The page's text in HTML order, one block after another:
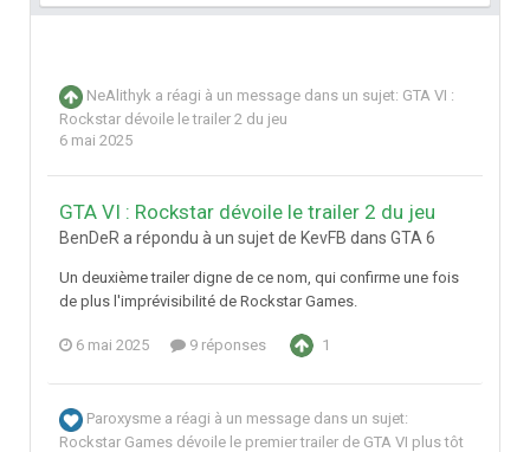
NeAlithyk a réagi à un message dans un sujet: GTA VI :
Rockstar dévoile le trailer 2 du jeu
6 mai 2025
GTA VI : Rockstar dévoile le trailer 2 du jeu
BenDeR a répondu à un sujet de KevFB dans GTA 6
Un deuxième trailer digne de ce nom, qui confirme une fois
de plus l'imprévisibilité de Rockstar Games.
6 mai 2025 9 réponses 1
Paroxysme a réagi à un message dans un sujet:
Rockstar Games dévoile le premier trailer de GTA VI plus tôt